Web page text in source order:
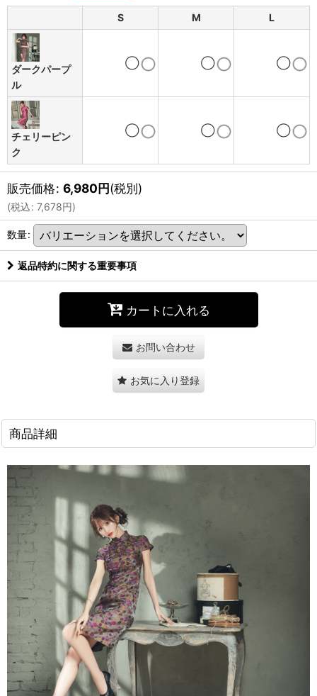
S M L
ダークパープ
ル
◯ ◯ ◯
チェリーピン
ク
◯ ◯ ◯
販売価格: 6,980円(税別)
(税込: 7,678円)
数量:
返品特約に関する重要事項
カートに入れる
お問い合わせ
お気に入り登録
商品詳細